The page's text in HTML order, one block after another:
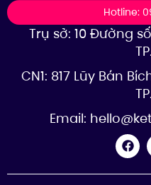
Hotline:
Trụ sở: 10 Đường
CN1: 817 Lũy Bán
Email: